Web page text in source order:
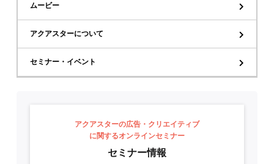
アクアスターについて
セミナー・イベント
ムービー
アクアスターの広告・クリエイティブ
に関するオンラインセミナー
セミナー情報